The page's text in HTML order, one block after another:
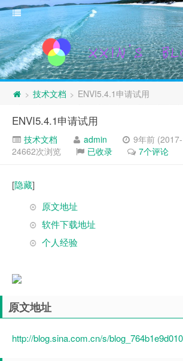
> 技术文档 > ENVI5.4.1申请试用
ENVI5.4.1申请试用
技术文档 admin
9年前
24662次浏览
已收录 7个评论
[隐藏]
原文地址
软件下载地址
个人经验
原文地址
http://blog.sina.com.cn/s/